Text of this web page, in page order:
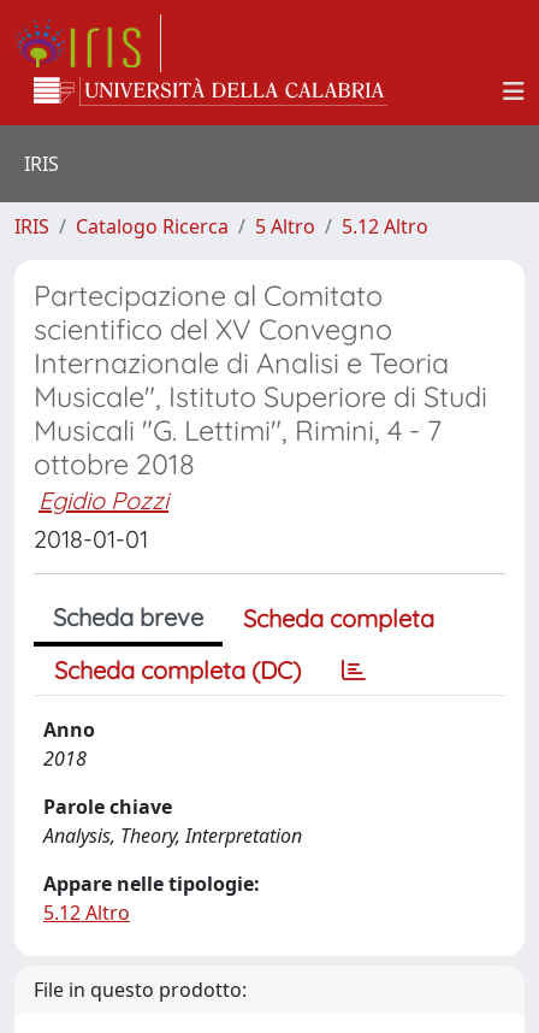
IRIS
IRIS Catalogo Ricerca 5 Altro 5.12 Altro
Partecipazione al Comitato
scientifico del XV Convegno
Internazionale di Analisi e Teoria
Musicale", Istituto Superiore di Studi
Musicali "G. Lettimi", Rimini, 4 - 7
ottobre 2018
Egidio Pozzi
2018-01-01
Scheda breve
Scheda completa
Scheda completa (DC)
Anno
2018
Parole chiave
Analysis, Theory, Interpretation
Appare nelle tipologie:
5.12 Altro
File in questo prodotto: